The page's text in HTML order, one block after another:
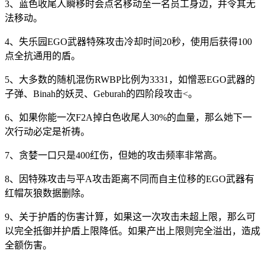
3、蓝色收尾人瞬移时会点名移动至一名员工身边，并令其无
法移动。
4、失乐园EGO武器特殊攻击冷却时间20秒，使用后获得100
点全抗通用的盾。
5、大多数的随机混伤RWBP比例为3331，如憎恶EGO武器的
子弹、Binah的妖灵、Geburah的四阶段攻击<。
6、如果你能一次F2A掉白色收尾人30%的血量，那么她下一
次行动必定是祈祷。
7、贪婪一口只是400红伤，但她的攻击频率非常高。
8、因特殊攻击与平A攻击距离不同而自主位移的EGO武器有
红帽灰狼数据删除。
9、关于护盾的伤害计算，如果这一次攻击未超上限，那么可
以完全抵御并护盾上限降低。如果产出上限则完全溢出，造成
全额伤害。